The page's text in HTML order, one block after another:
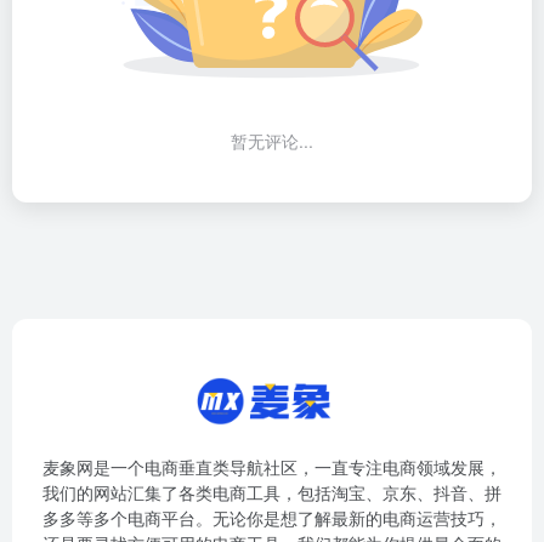
暂无评论...
麦象网是一个电商垂直类导航社区，一直专注电商领域发展，
我们的网站汇集了各类电商工具，包括淘宝、京东、抖音、拼
多多等多个电商平台。无论你是想了解最新的电商运营技巧，